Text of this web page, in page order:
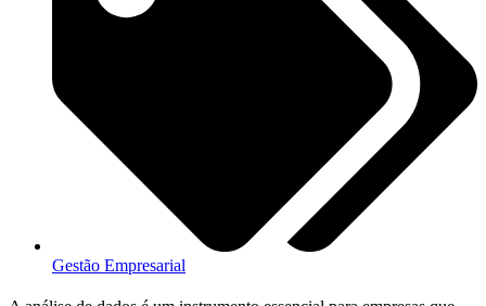
Gestão Empresarial